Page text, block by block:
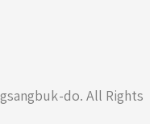
do. All Rights